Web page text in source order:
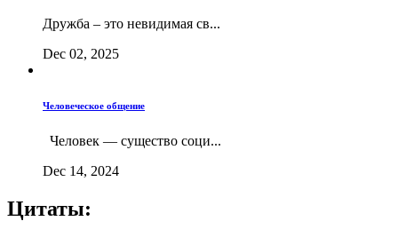
Дружба – это невидимая св...
Dec 02, 2025
Человеческое общение
Человек — существо соци...
Dec 14, 2024
Цитаты: